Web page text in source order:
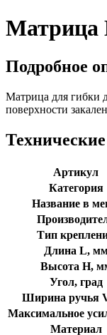
Матрица
Подробное
Матрица для гибки
поверхности
Артикул
Категория
Название в
Тип
Длина L,
Высота H,
Угол, град
Ширина ручья
Максимальное
Материал